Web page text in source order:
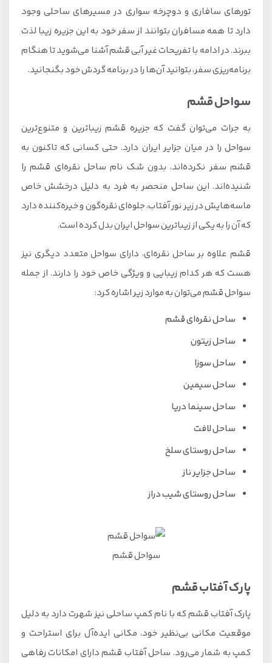
تورهای سافاری و دوچرخه‌ سواری در مسیرهای ساحلی وجود
دارد تا همه مسافران بتوانند از سفر خود به این جزیره زیبا لذت
ببرند. در ادامه با تفریحات غیر آبی قشم آشنا می‌شوید تا هنگام
برنامه‌ریزی سفر، بتوانید آن‌ها را در برنامه گردش خود بگنجانید.
سواحل قشم
به‌ جرات می‌توان گفت که جزیره قشم زیباترین و متنوع‌ترین
سواحل را در میان جزایر ایران دارد. حتی کسانی که تاکنون به
قشم سفر نکرده‌اند، بدون شک نام ساحل نقره‌ای قشم را
شنیده‌اند. این ساحل منحصر به‌ فرد به دلیل درخشش خاص
ماسه‌هایش در زیر نور آفتاب، جلوه‌ای نقره‌گون و خیره‌کننده دارد
که آن را به یکی از زیباترین سواحل ایران بدل کرده است.
قشم علاوه بر ساحل نقره‌ای، دارای سواحل متعدد دیگری نیز
هست که هر کدام زیبایی و ویژگی خاص خود را دارند. از جمله
سواحل قشم می‌توان به موارد زیر اشاره کرد:
ساحل نقره‌ای قشم
ساحل زیتون
ساحل سوزا
ساحل سیمین
ساحل سینما دریا
ساحل لافت
ساحل روستای سلخ
ساحل جزایر ناز
ساحل روستای شیب دراز
سواحل قشم
پارک آفتاب قشم
پارک آفتاب قشم که با نام کمپ ساحلی نیز شهرت دارد به دلیل
موقعیت مکانی بی‌نظیر خود، مکانی ایده‌آل برای استراحت و
کمپ به شمار می‌رود. ساحل آفتاب قشم دارای امکانات رفاهی